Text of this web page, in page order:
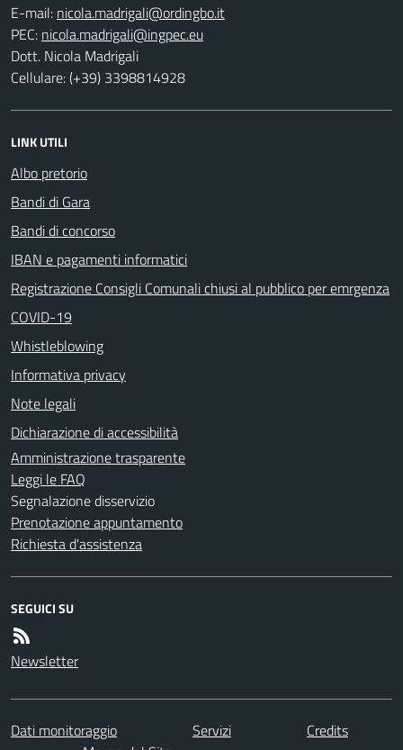
E-mail:
PEC:
Dott. Nicola Madrigali
Cellulare: (+39) 3398814928
LINK UTILI
Albo pretorio
Bandi di Gara
Bandi di concorso
IBAN e pagamenti informatici
Registrazione Consigli Comunali chiusi al pubblico per emrgenza
COVID-19
Whistleblowing
Informativa privacy
Note legali
Dichiarazione di accessibilità
Amministrazione trasparente
Leggi le FAQ
Segnalazione disservizio
Prenotazione appuntamento
Richiesta d'assistenza
SEGUICI SU
Newsletter
Dati monitoraggio Servizi
Credits